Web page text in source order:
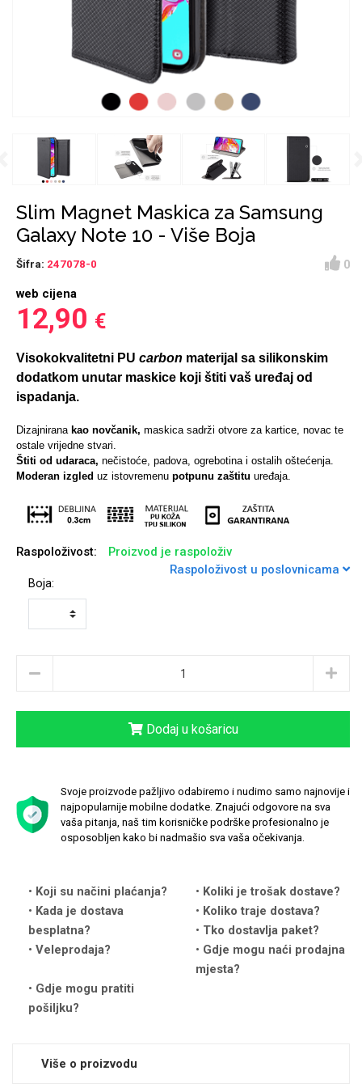
Slim Magnet Maskica za Samsung
Galaxy Note 10 - Više Boja
Šifra: 247078-0
0
web cijena
12,90 €
Visokokvalitetni PU carbon materijal sa silikonskim
dodatkom unutar maskice koji štiti vaš uređaj od
ispadanja.
Dizajnirana kao novčanik, maskica sadrži otvore za kartice, novac te
ostale vrijedne stvari.
Štiti od udaraca, nečistoće, padova, ogrebotina i ostalih oštećenja.
Moderan izgled uz istovremenu potpunu zaštitu uređaja.
Raspoloživost:
Proizvod je raspoloživ
Raspoloživost u poslovnicama
Boja:
Dodaj u košaricu
Svoje proizvode pažljivo odabiremo i nudimo samo najnovije i
najpopularnije mobilne dodatke. Znajući odgovore na sva
vaša pitanja, naš tim korisničke podrške profesionalno je
osposobljen kako bi nadmašio sva vaša očekivanja.
Koji su načini plaćanja?
Koliki je trošak dostave?
Kada je dostava
besplatna?
Koliko traje dostava?
Tko dostavlja paket?
Veleprodaja?
Gdje mogu naći prodajna
mjesta?
Gdje mogu pratiti
pošiljku?
Više o proizvodu
Babe Šaljivi motivi
Croatos
Najprodavanije - TOP
Gym
Sleng
Životinjsko carstvo Takeoff
Love motivi I Need Some Space
Cirkus
Huawei Samsung
Xiaomi Punjači za mobitel
Spigen maskice
Univerzalne futrole i
maskice
Huawei Sony
Držači za romobil Držači za ruku
Ostali držači
USB kablovi HDMI kabel
AUX kablovi Adapteri za mobitel
FM Transmitteri HI-FI linije